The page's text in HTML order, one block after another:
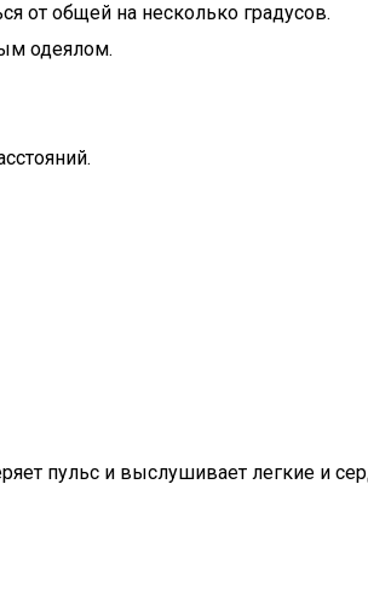
от общей на несколько градусов.
одеялом.
пульс и выслушивает легкие и